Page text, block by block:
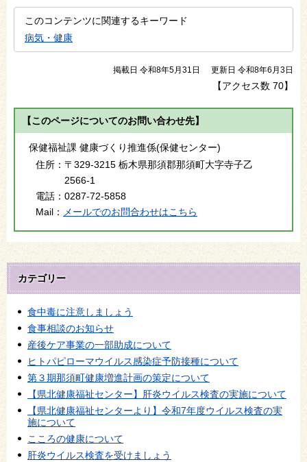
このコンテンツに関連するキーワード
病気・健康
掲載日 令和8年5月31日 更新日 令和8年6月3日
【アクセス数 70】
【このページについてのお問い合わせ先】
保健福祉課 健康づくり推進係(保健センター)
住所： 〒329-3215 栃木県那須郡那須町大字寺子乙
2566-1
電話： 0287-72-5858
Mail： メールでのお問合わせはこちら
カテゴリー
食中毒に注意しましょう
食事相談のお知らせ
産後ケア事業の一部助成について
ヒトパピローマウイルス感染症予防接種について
第３期那須町健康増進計画の策定について
【県北健康福祉センター】肝炎ウイルス検査の実施について
【県北健康福祉センターより】令和7年度ウイルス検査の実
施について
こころの健康について
肝炎ウイルス検査を受けましょう